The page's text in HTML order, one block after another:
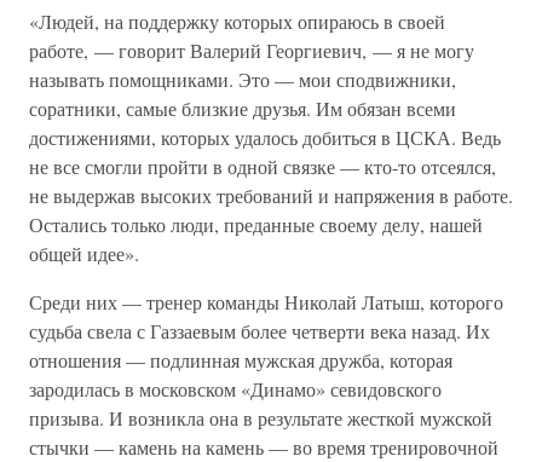
«Людей, на поддержку которых опираюсь в своей
работе, — говорит Валерий Георгиевич, — я не могу
называть помощниками. Это — мои сподвижники,
соратники, самые близкие друзья. Им обязан всеми
достижениями, которых удалось добиться в ЦСКА. Ведь
не все смогли пройти в одной связке — кто-то отсеялся,
не выдержав высоких требований и напряжения в работе.
Остались только люди, преданные своему делу, нашей
общей идее».
Среди них — тренер команды Николай Латыш, которого
судьба свела с Газзаевым более четверти века назад. Их
отношения — подлинная мужская дружба, которая
зародилась в московском «Динамо» севидовского
призыва. И возникла она в результате жесткой мужской
стычки — камень на камень — во время тренировочной